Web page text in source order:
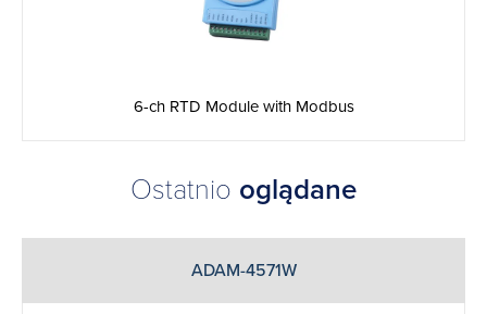
6-ch RTD Module with Modbus
Ostatnio oglądane
ADAM-4571W